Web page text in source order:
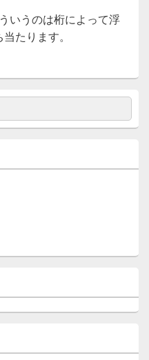
いうのは桁によって浮
たります。